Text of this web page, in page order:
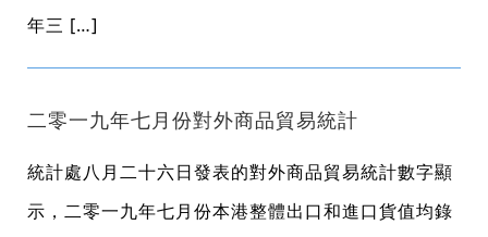
年三 […]
二零一九年七月份對外商品貿易統計
統計處八月二十六日發表的對外商品貿易統計數字顯
示，二零一九年七月份本港整體出口和進口貨值均錄